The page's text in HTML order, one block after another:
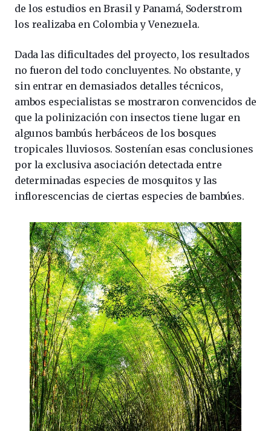
de los estudios en Brasil y Panamá, Soderstrom
los realizaba en Colombia y Venezuela.
Dada las dificultades del proyecto, los resultados
no fueron del todo concluyentes. No obstante, y
sin entrar en demasiados detalles técnicos,
ambos especialistas se mostraron convencidos de
que la polinización con insectos tiene lugar en
algunos bambús herbáceos de los bosques
tropicales lluviosos. Sostenían esas conclusiones
por la exclusiva asociación detectada entre
determinadas especies de mosquitos y las
inflorescencias de ciertas especies de bambúes.